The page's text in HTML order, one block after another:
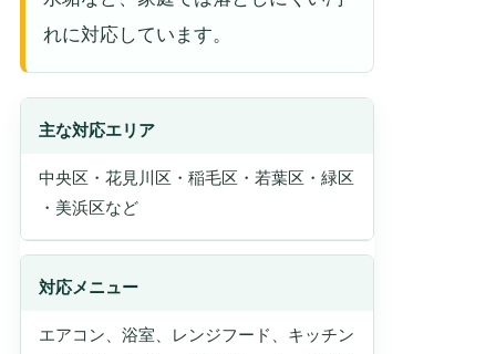
れに対応しています。
主な対応エリア
中央区・花見川区・稲毛区・若葉区・緑区
・美浜区など
対応メニュー
エアコン、浴室、レンジフード、キッチン